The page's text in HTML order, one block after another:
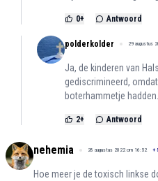
0+ Antwoord
polderkolder 29 augustus
Ja, de kinderen van
gediscrimineerd,
boterhammetje hadden.
2+ Antwoord
nehemia 28 augustus 2022 om 16:52 +
Hoe meer je de toxisch linkse